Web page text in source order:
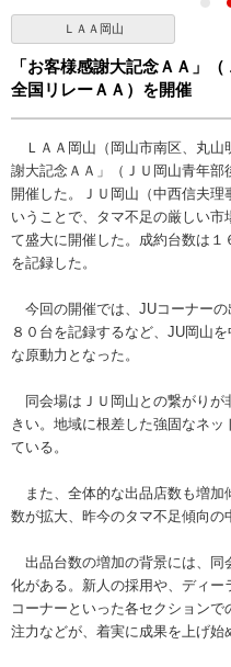
ＬＡＡ岡山
「お客様感謝大記念ＡＡ」
全国リレーＡＡ）を開催
ＬＡＡ岡山（岡山市南区、丸山
謝大記念ＡＡ」（ＪＵ岡山青年
開催した。ＪＵ岡山（中西信夫理
いうことで、タマ不足の厳しい
て盛大に開催した。成約台数は１
を記録した。
今回の開催では、JUコーナーの
８０台を記録するなど、JU岡山
な原動力となった。
同会場はＪＵ岡山との繋がりが
きい。地域に根差した強固なネッ
ている。
また、全体的な出品店数も増加
数が拡大、昨今のタマ不足傾向の
出品台数の増加の背景には、同
化がある。新人の採用や、ディ
コーナーといった各セクション
注力などが、着実に成果を上げ始